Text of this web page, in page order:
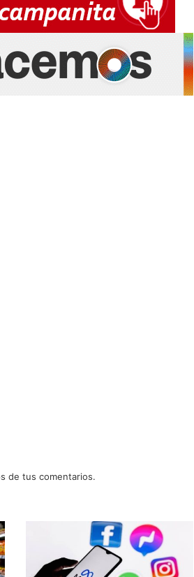
de tus comentarios.